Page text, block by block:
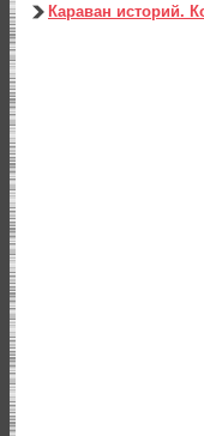
Караван историй.